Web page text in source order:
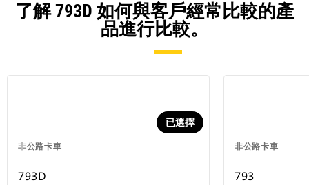
了解 793D 如何與客戶經常比較的產
品進行比較。
非公路卡車
已選擇
793D
非公路卡車
793